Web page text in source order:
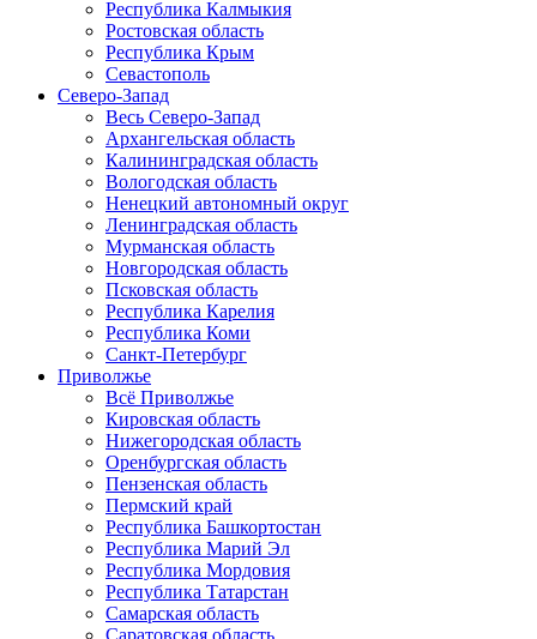
Республика Калмыкия
Ростовская область
Республика Крым
Севастополь
Северо-Запад
Весь Северо-Запад
Архангельская область
Калининградская область
Вологодская область
Ненецкий автономный округ
Ленинградская область
Мурманская область
Новгородская область
Псковская область
Республика Карелия
Республика Коми
Санкт-Петербург
Приволжье
Всё Приволжье
Кировская область
Нижегородская область
Оренбургская область
Пензенская область
Пермский край
Республика Башкортостан
Республика Марий Эл
Республика Мордовия
Республика Татарстан
Самарская область
Саратовская область